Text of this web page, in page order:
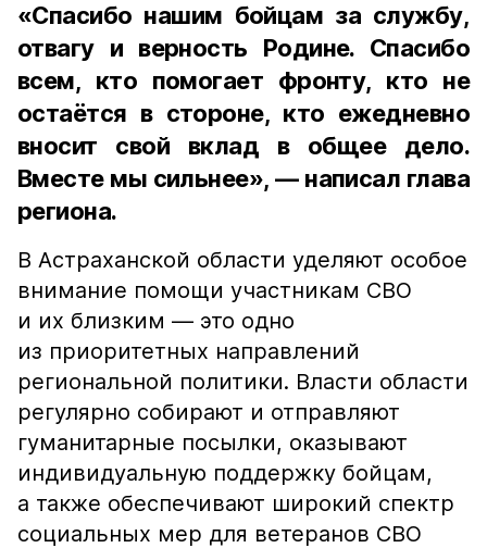
«Спасибо нашим бойцам за службу,
отвагу и верность Родине. Спасибо
всем, кто помогает фронту, кто не
остаётся в стороне, кто ежедневно
вносит свой вклад в общее дело.
Вместе мы сильнее», — написал глава
региона.
В Астраханской области уделяют особое
внимание помощи участникам СВО
и их близким — это одно
из приоритетных направлений
региональной политики. Власти области
регулярно собирают и отправляют
гуманитарные посылки, оказывают
индивидуальную поддержку бойцам,
а также обеспечивают широкий спектр
социальных мер для ветеранов СВО